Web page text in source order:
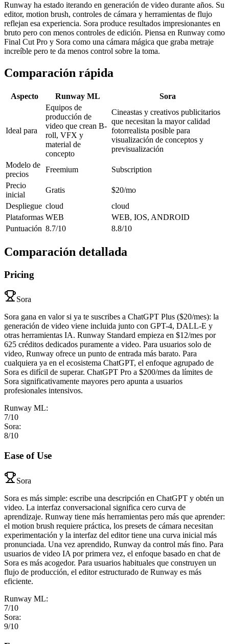
Runway ha estado iterando en generación de video durante años. Su
editor, motion brush, controles de cámara y herramientas de flujo
reflejan esa experiencia. Sora produce resultados impresionantes en
bruto pero con menos controles de edición. Piensa en Runway como
Final Cut Pro y Sora como una cámara mágica que graba metraje
increíble pero te da menos control sobre la toma.
Comparación rápida
Aspecto Runway ML Sora
Ideal para
Equipos de
producción de
video que crean B-
roll, VFX y
material de
concepto
Cineastas y creativos publicitarios
que necesitan la mayor calidad
fotorrealista posible para
visualización de conceptos y
previsualización
Modelo de
precios
Freemium
Subscription
Precio
inicial
Gratis
$20/mo
Despliegue cloud
cloud
Plataformas WEB
WEB, IOS, ANDROID
Puntuación 8.7/10 8.8/10
Comparación detallada
Pricing
Sora
Sora gana en valor si ya te suscribes a ChatGPT Plus ($20/mes): la
generación de video viene incluida junto con GPT-4, DALL-E y
otras herramientas IA. Runway Standard empieza en $12/mes por
625 créditos dedicados puramente a video. Para usuarios solo de
video, Runway ofrece un punto de entrada más barato. Para
cualquiera ya en el ecosistema ChatGPT, el enfoque agrupado de
Sora es difícil de superar. ChatGPT Pro a $200/mes da límites de
Sora significativamente mayores pero apunta a usuarios
profesionales intensivos.
Runway ML:
7/10
Sora:
8/10
Ease of Use
Sora
Sora es más simple: escribe una descripción en ChatGPT y obtén un
video. La interfaz conversacional significa cero curva de
aprendizaje. Runway tiene más herramientas pero más que aprender:
el motion brush requiere práctica, los presets de cámara necesitan
experimentación y la interfaz del editor tiene una curva inicial más
pronunciada. Una vez aprendido, Runway da control más fino. Para
usuarios de video IA por primera vez, el enfoque basado en chat de
Sora es más acogedor. Para usuarios habituales que construyen un
flujo de producción, el editor estructurado de Runway es más
eficiente.
Runway ML:
7/10
Sora:
9/10